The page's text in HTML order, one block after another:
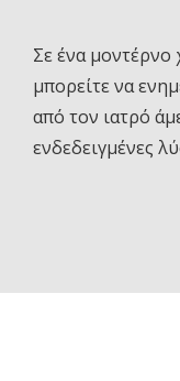
Σε ένα
μπορείτε να
από τον ιατρό
ενδεδειγμένες